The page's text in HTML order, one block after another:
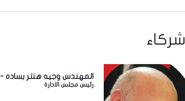
شركاء
المهندس وجيه هنتر بساده -
رئيس مجلس الادارة